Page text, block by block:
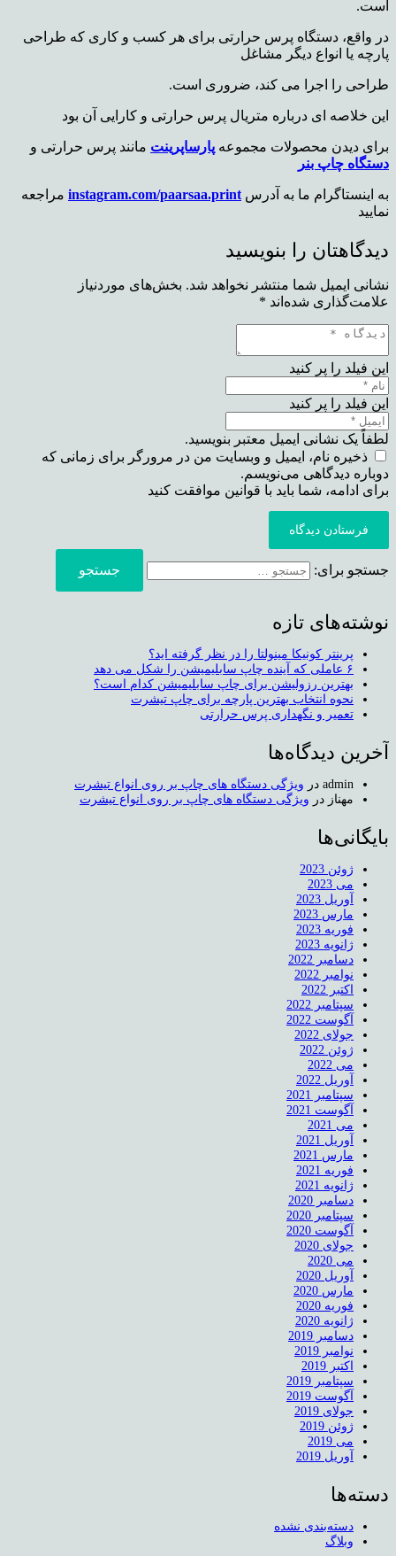
است.
در واقع، دستگاه پرس حرارتی برای هر کسب و کاری که طراحی
پارچه یا انواع دیگر مشاغل
طراحی را اجرا می کند، ضروری است.
این خلاصه ای درباره متریال پرس حرارتی و کارایی آن بود
برای دیدن محصولات مجموعه پارساپرینت مانند پرس حرارتی و
دستگاه چاپ بنر
به اینستاگرام ما به آدرس instagram.com/paarsaa.print مراجعه
نمایید
دیدگاهتان را بنویسید
نشانی ایمیل شما منتشر نخواهد شد. بخش‌های موردنیاز
علامت‌گذاری شده‌اند *
این فیلد را پر کنید
این فیلد را پر کنید
لطفاً یک نشانی ایمیل معتبر بنویسید.
ذخیره نام، ایمیل و وبسایت من در مرورگر برای زمانی که
دوباره دیدگاهی می‌نویسم.
برای ادامه، شما باید با قوانین موافقت کنید
فرستادن دیدگاه
جستجو برای:
نوشته‌های تازه
پرینتر کونیکا مینولتا را در نظر گرفته اید؟
۶ عاملی که آینده چاپ سابلیمیشن را شکل می دهد
بهترین رزولیشن برای چاپ سابلیمیشن کدام است؟
نحوه انتخاب بهترین پارچه برای چاپ تیشرت
تعمیر و نگهداری پرس حرارتی
آخرین دیدگاه‌ها
admin در ویژگی دستگاه های چاپ بر روی انواع تیشرت
مهناز در ویژگی دستگاه های چاپ بر روی انواع تیشرت
بایگانی‌ها
ژوئن 2023
می 2023
آوریل 2023
مارس 2023
فوریه 2023
ژانویه 2023
دسامبر 2022
نوامبر 2022
اکتبر 2022
سپتامبر 2022
آگوست 2022
جولای 2022
ژوئن 2022
می 2022
آوریل 2022
سپتامبر 2021
آگوست 2021
می 2021
آوریل 2021
مارس 2021
فوریه 2021
ژانویه 2021
دسامبر 2020
سپتامبر 2020
آگوست 2020
جولای 2020
می 2020
آوریل 2020
مارس 2020
فوریه 2020
ژانویه 2020
دسامبر 2019
نوامبر 2019
اکتبر 2019
سپتامبر 2019
آگوست 2019
جولای 2019
ژوئن 2019
می 2019
آوریل 2019
دسته‌ها
دسته‌بندی نشده
وبلاگ